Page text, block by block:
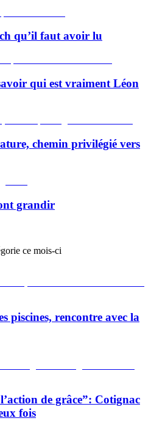
qu’il faut avoir lu
qui est vraiment Léon
chemin privilégié vers
grandir
ce mois-ci
piscines, rencontre avec la
de grâce”: Cotignac
fois